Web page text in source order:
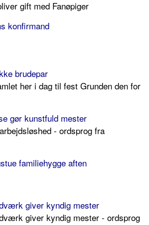
gift med Fanøpiger
konfirmand
brudepar
her i dag til fest Grunden den for
gør kunstfuld mester
- ordsprog fra
familiehygge aften
giver kyndig mester
giver kyndig mester - ordsprog